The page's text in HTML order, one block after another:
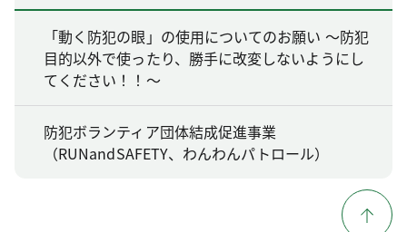
「動く防犯の眼」の使用についてのお願い ～防犯
目的以外で使ったり、勝手に改変しないようにし
てください！！～
防犯ボランティア団体結成促進事業
（RUNandSAFETY、わんわんパトロール）